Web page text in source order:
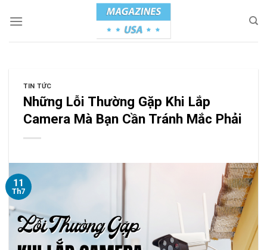
TIN TỨC
Những Lỗi Thường Gặp Khi Lắp
Camera Mà Bạn Cần Tránh Mắc Phải
11
Th7